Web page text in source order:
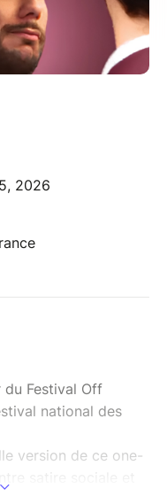
2026
du Festival Off
national des
version de ce one-
satire sociale et